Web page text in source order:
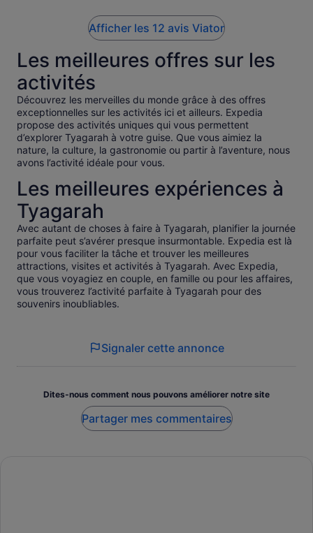
looking at the same view at a different perspective was a
whole new experience!Afficher les 12 avis Viator
Les meilleures offres sur les
activités
Découvrez les merveilles du monde grâce à des offres
exceptionnelles sur les activités ici et ailleurs. Expedia
propose des activités uniques qui vous permettent
d’explorer Tyagarah à votre guise. Que vous aimiez la
nature, la culture, la gastronomie ou partir à l’aventure, nous
avons l’activité idéale pour vous.
Les meilleures expériences à
Tyagarah
Avec autant de choses à faire à Tyagarah, planifier la journée
parfaite peut s’avérer presque insurmontable. Expedia est là
pour vous faciliter la tâche et trouver les meilleures
attractions, visites et activités à Tyagarah. Avec Expedia,
que vous voyagiez en couple, en famille ou pour les affaires,
vous trouverez l’activité parfaite à Tyagarah pour des
souvenirs inoubliables.
Signaler cette annonce
Dites-nous comment nous pouvons améliorer notre site
Partager mes commentaires